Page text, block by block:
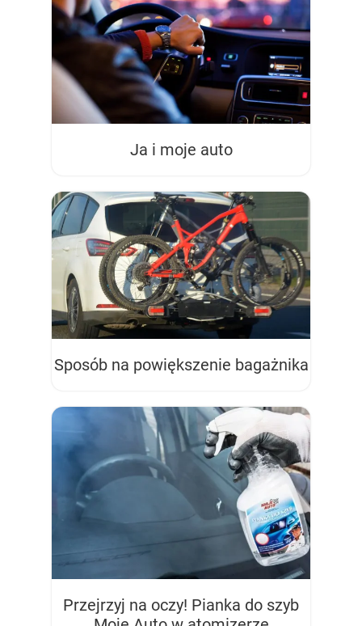
Ja i moje auto
Sposób na powiększenie bagażnika
Przejrzyj na oczy! Pianka do szyb